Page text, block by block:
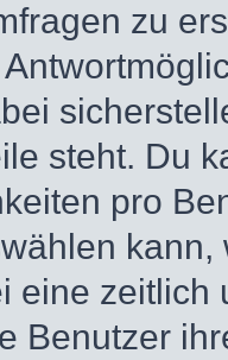
zu
steht. Du
pro
eine
Benutzer